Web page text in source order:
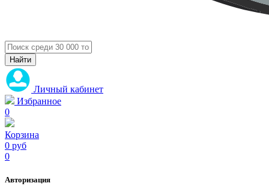
Личный кабинет
Избранное
0
Корзина
0 руб
0
Авторизация